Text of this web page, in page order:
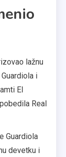
lažnu
i
El
Real
Guardiola
devetku i